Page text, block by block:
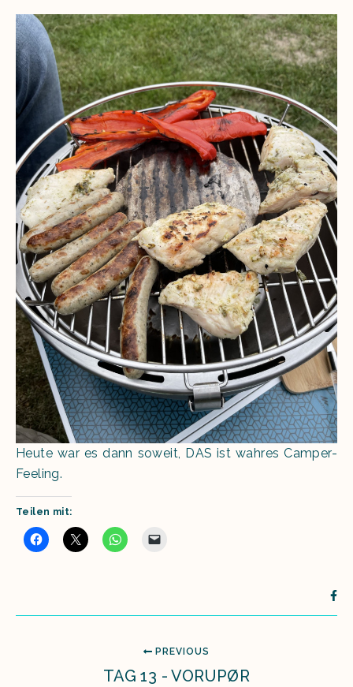
Heute war es dann soweit, DAS ist wahres Camper-
Feeling.
Teilen mit:
PREVIOUS
TAG 13 - VORUPØR